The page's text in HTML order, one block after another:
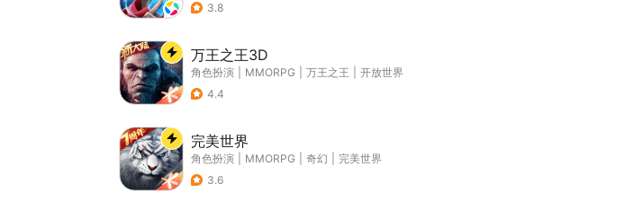
3.8
万王之王3D
角色扮演 MMORPG 万王之王
开放世界
4.4
完美世界
角色扮演 MMORPG 奇幻
完美世界
3.6